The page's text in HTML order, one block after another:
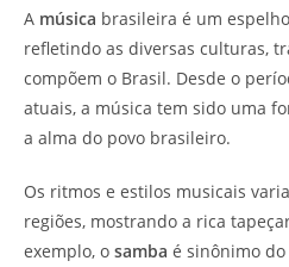
A música brasileira é um
refletindo as diversas culturas,
compõem o Brasil. Desde o
atuais, a música tem sido uma
a alma do povo brasileiro.
Os ritmos e estilos musicais
regiões, mostrando a rica
exemplo, o samba é sinônimo do